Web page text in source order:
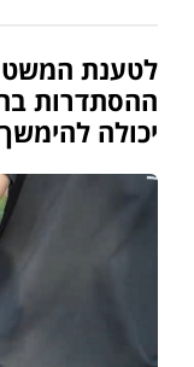
ההסתדרות
יכולה